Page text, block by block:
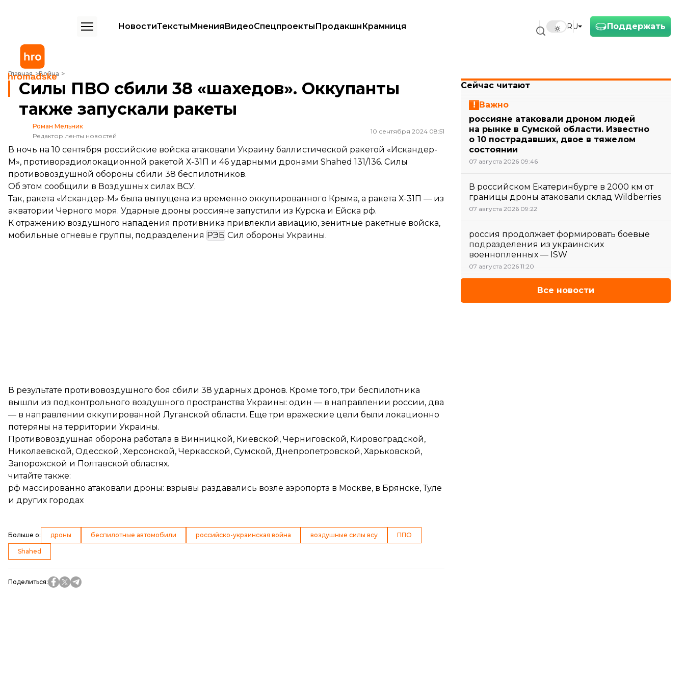
Поддержать
RU
НовостиТекстыМненияВидеоСпецпроектыПродакшнКрамниця
Главная Война
Силы ПВО сбили 38 «шахедов». Оккупанты также запускали ракеты
Силы ПВО сбили 38 «шахедов». Оккупанты
также запускали ракеты
Роман Мельник
Редактор ленты новостей
10 сентября 2024 08:51
В ночь на 10 сентября российские войска атаковали Украину баллистической ракетой «Искандер-
М», противорадиолокационной ракетой Х-31П и 46 ударными дронами Shahed 131/136. Силы
противовоздушной обороны сбили 38 беспилотников.
Об этом сообщили в Воздушных силах ВСУ.
Так, ракета «Искандер-М» была выпущена из временно оккупированного Крыма, а ракета Х-31П — из
акватории Черного моря. Ударные дроны россияне запустили из Курска и Ейска рф.
К отражению воздушного нападения противника привлекли авиацию, зенитные ракетные войска,
мобильные огневые группы, подразделения РЭБ Сил обороны Украины.
В результате противовоздушного боя сбили 38 ударных дронов. Кроме того, три беспилотника
вышли из подконтрольного воздушного пространства Украины: один — в направлении россии, два
— в направлении оккупированной Луганской области. Еще три вражеские цели были локационно
потеряны на территории Украины.
Противовоздушная оборона работала в Винницкой, Киевской, Черниговской, Кировоградской,
Николаевской, Одесской, Херсонской, Черкасской, Сумской, Днепропетровской, Харьковской,
Запорожской и Полтавской областях.
читайте также:
рф массированно атаковали дроны: взрывы раздавались возле аэропорта в Москве, в Брянске, Туле
и других городах
Больше о: дроны беспилотные автомобили российско-украинская война воздушные силы всу ППО
Shahed
Поделиться:
Сейчас читают
Важно
россияне атаковали дроном людей
на рынке в Сумской области. Известно
о 10 пострадавших, двое в тяжелом
состоянии
07 августа 2026 09:46
В российском Екатеринбурге в 2000 км от
границы дроны атаковали склад Wildberries
07 августа 2026 09:22
россия продолжает формировать боевые
подразделения из украинских
военнопленных — ISW
07 августа 2026 11:20
Все новости